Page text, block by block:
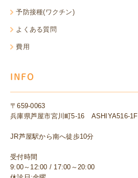
予防接種(ワクチン)
よくある質問
費用
INFO
〒659-0063
兵庫県芦屋市宮川町5-16 ASHIYA516-1F
JR芦屋駅から南へ徒歩10分
受付時間
9:00～12:00 / 17:00～20:00